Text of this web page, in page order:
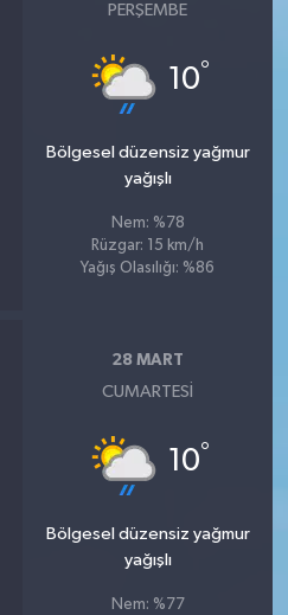
PERŞEMBE
10°
Bölgesel düzensiz yağmur
yağışlı
Nem: %78
Rüzgar: 15 km/h
Yağış Olasılığı: %86
28 MART
CUMARTESI
10°
Bölgesel düzensiz yağmur
yağışlı
Nem: %77